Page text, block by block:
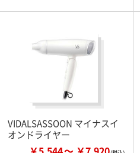
VIDALSASSOON マイナスイ
オンドライヤー